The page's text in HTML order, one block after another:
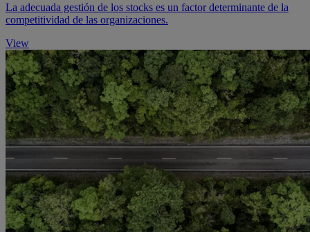
La adecuada gestión de los stocks es un factor determinante de la
competitividad de las organizaciones.
View